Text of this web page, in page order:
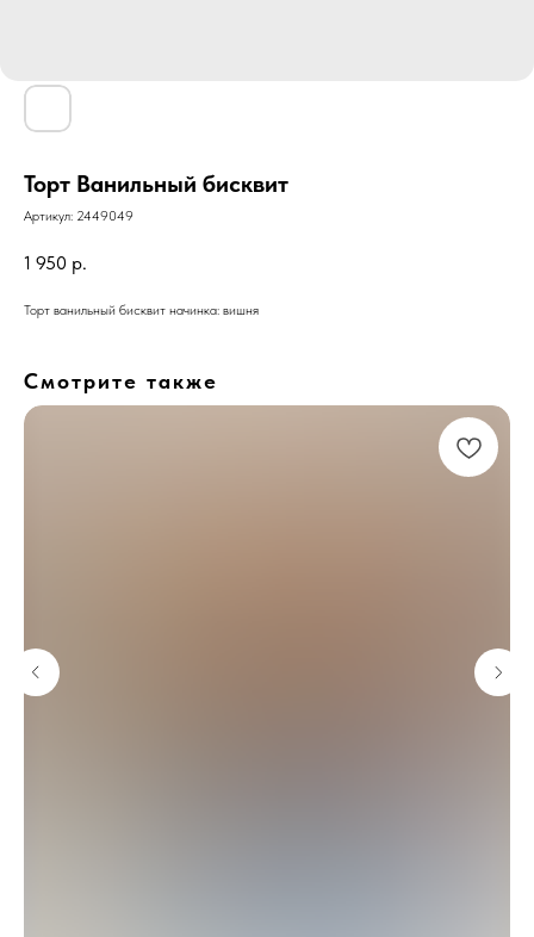
Торт Ванильный бисквит
Артикул: 2449049
1 950 р.
Торт ванильный бисквит начинка: вишня
Смотрите также